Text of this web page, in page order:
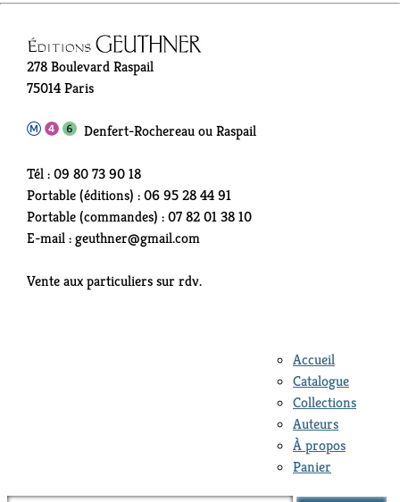
278 Boulevard Raspail
75014 Paris
Denfert-Rochereau ou Raspail
Tél : 09 80 73 90 18
Portable (éditions) : 06 95 28 44 91
Portable (commandes) : 07 82 01 38 10
E-mail : geuthner@gmail.com
Vente aux particuliers sur rdv.
Accueil
Catalogue
Collections
Auteurs
À propos
Panier